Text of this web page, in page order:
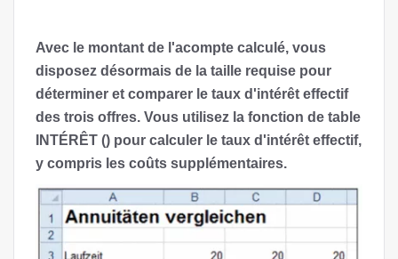
Avec le montant de l'acompte calculé, vous
disposez désormais de la taille requise pour
déterminer et comparer le taux d'intérêt effectif
des trois offres. Vous utilisez la fonction de table
INTÉRÊT () pour calculer le taux d'intérêt effectif,
y compris les coûts supplémentaires.